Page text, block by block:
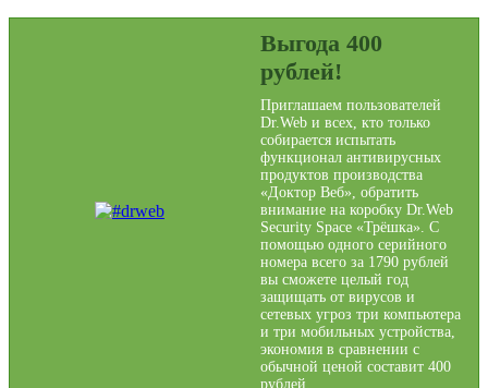
Выгода 400
рублей!
Приглашаем пользователей
Dr.Web и всех, кто только
собирается испытать
функционал антивирусных
продуктов производства
«Доктор Веб», обратить
внимание на коробку Dr.Web
Security Space «Трёшка». С
помощью одного серийного
номера всего за 1790 рублей
вы сможете целый год
защищать от вирусов и
сетевых угроз три компьютера
и три мобильных устройства,
экономия в сравнении с
обычной ценой составит 400
рублей.